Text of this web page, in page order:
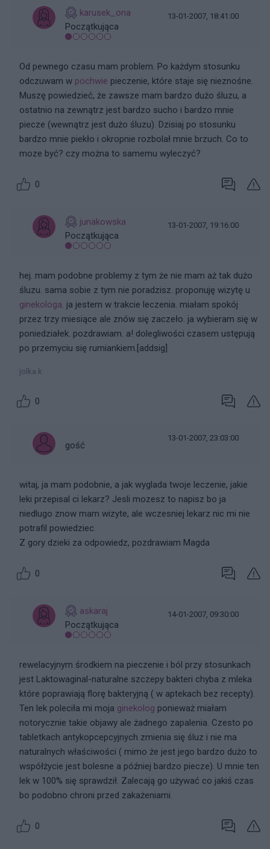
karusek_ona
Początkująca
13-01-2007, 18:41:00
Od pewnego czasu mam problem. Po każdym stosunku
odczuwam w pochwie pieczenie, które staje się nieznośne.
Muszę powiedzieć, że zawsze mam bardzo dużo śluzu, a
ostatnio na zewnątrz jest bardzo sucho i bardzo mnie
piecze (wewnątrz jest dużo śluzu). Dzisiaj po stosunku
bardzo mnie piekło i okropnie rozbolał mnie brzuch. Co to
moze być? czy można to samemu wyleczyć?
0
junakowska
Początkująca
13-01-2007, 19:16:00
hej. mam podobne problemy z tym że nie mam aż tak dużo
śluzu. sama sobie z tym nie poradzisz. proponuję wizytę u
ginekologa. ja jestem w trakcie leczenia. miałam spokój
przez trzy miesiące ale znów się zaczeło. ja wybieram się w
poniedziałek. pozdrawiam. a! dolegliwości czasem ustępują
po przemyciu się rumiankiem.[addsig]
jolka.k.
0
gość
13-01-2007, 23:03:00
witaj, ja mam podobnie, a jak wyglada twoje leczenie, jakie
leki przepisal ci lekarz? Jesli mozesz to napisz bo ja
niedlugo znow mam wizyte, ale wczesniej lekarz nic mi nie
potrafil powiedziec.
Z gory dzieki za odpowiedz, pozdrawiam Magda
0
askaraj
Początkująca
14-01-2007, 09:30:00
rewelacyjnym środkiem na pieczenie i ból przy stosunkach
jest Laktowaginal-naturalne szczepy bakteri chyba z mleka
które poprawiają florę bakteryjną ( w aptekach bez recepty).
Ten lek poleciła mi moja ginekolog ponieważ miałam
notorycznie takie objawy ale żadnego zapalenia. Czesto po
tabletkach antykopcepcyjnych zmienia się śluz i nie ma
naturalnych właściwości ( mimo że jest jego bardzo dużo to
współżycie jest bolesne a później bardzo piecze). U mnie ten
lek w 100% się sprawdził. Zalecają go używać co jakiś czas
bo podobno chroni przed zakażeniami.
0